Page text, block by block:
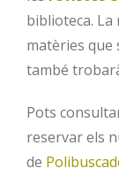
biblioteca. La
matèries que
també
Pots
reservar els
de